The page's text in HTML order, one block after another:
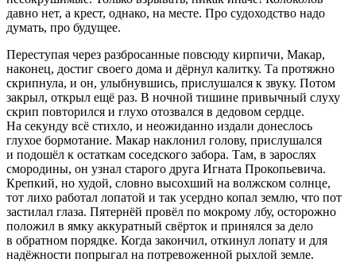
давно нет, а крест, однако, на месте. Про судоходство надо
думать, про будущее.
Переступая через разбросанные повсюду кирпичи, Макар,
наконец, достиг своего дома и дёрнул калитку. Та протяжно
скрипнула, и он, улыбнувшись, прислушался к звуку. Потом
закрыл, открыл ещё раз. В ночной тишине привычный слуху
скрип повторился и глухо отозвался в дедовом сердце.
На секунду всё стихло, и неожиданно издали донеслось
глухое бормотание. Макар наклонил голову, прислушался
и подошёл к остаткам соседского забора. Там, в зарослях
смородины, он узнал старого друга Игната Прокопьевича.
Крепкий, но худой, словно высохший на волжском солнце,
тот лихо работал лопатой и так усердно копал землю, что пот
застилал глаза. Пятернëй провёл по мокрому лбу, осторожно
положил в ямку аккуратный свёрток и принялся за дело
в обратном порядке. Когда закончил, откинул лопату и для
надёжности попрыгал на потревоженной рыхлой земле.